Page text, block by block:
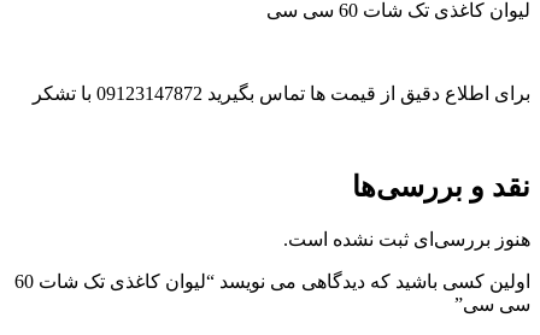
لیوان کاغذی تک شات 60 سی سی
برای اطلاع دقیق از قیمت ها تماس بگیرید 09123147872 با تشکر
نقد و بررسی‌ها
هنوز بررسی‌ای ثبت نشده است.
اولین کسی باشید که دیدگاهی می نویسد “لیوان کاغذی تک شات 60
سی سی”